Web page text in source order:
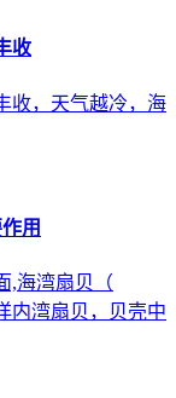
收
收，天气越冷，海
用
,海湾扇贝（
内湾扇贝，贝壳中